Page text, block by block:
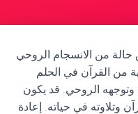
من الانسجام الروحي
من القرآن في الحلم
وتوجهه الروحي. قد يكون
وتلاوته في حياته. إعادة